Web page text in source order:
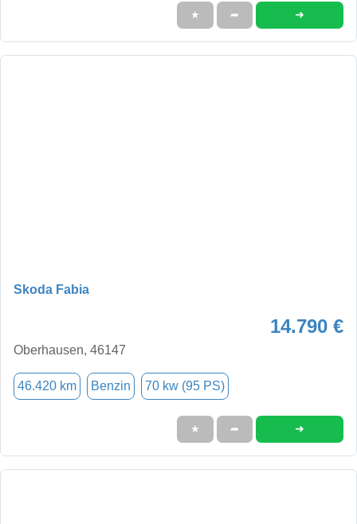
★ ➦ ➜
Skoda Fabia
14.790 €
Oberhausen, 46147
46.420 km Benzin 70 kw (95 PS)
★ ➦ ➜